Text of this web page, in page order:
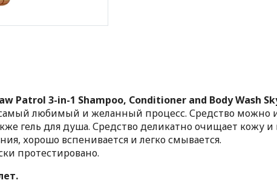
Patrol 3-in-1 Shampoo, Conditioner and Body Wash
любимый и желанный процесс. Средство можно
гель для душа. Средство деликатно очищает кожу и
хорошо вспенивается и легко смывается.
протестировано.